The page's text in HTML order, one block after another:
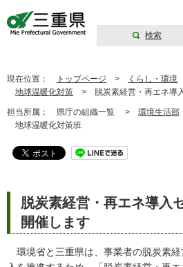
検索
現在位置： トップページ > くらし・環境
地球温暖化対策 > 脱炭素経営・再エネ導
担当所属： 県庁の組織一覧 > 環境生活部
地球温暖化対策班
脱炭素経営・再エネ導入
開催します
環境省と三重県は、事業者の脱炭素